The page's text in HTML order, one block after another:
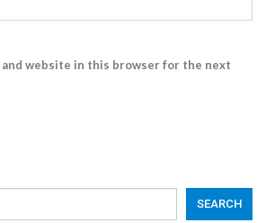
and website in this browser for the next
SEARCH